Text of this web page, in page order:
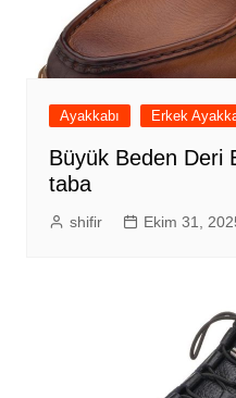
Ayakkabı Erkek
Büyük Beden Deri
taba
shifir Ekim 31,